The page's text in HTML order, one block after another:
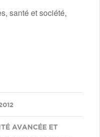
santé et société,
AVANCÉE ET